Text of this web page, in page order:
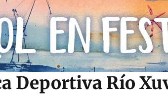
Deportiva Río